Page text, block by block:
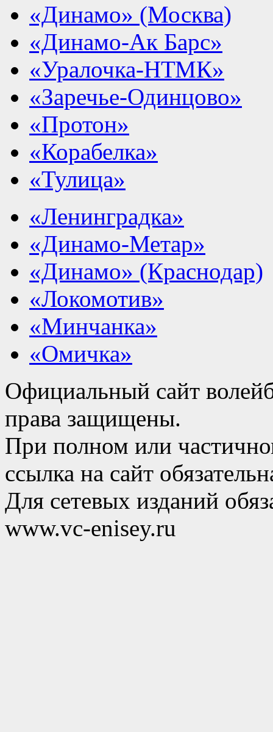
«Динамо» (Москва)
«Динамо-Ак Барс»
«Уралочка-НТМК»
«Заречье-Одинцово»
«Протон»
«Корабелка»
«Тулица»
«Ленинградка»
«Динамо-Метар»
«Динамо» (Краснодар)
«Локомотив»
«Минчанка»
«Омичка»
Официальный сайт
права защищены.
При полном или
ссылка на сайт
Для сетевых изданий
www.vc-enisey.ru